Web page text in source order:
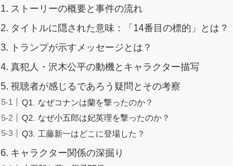
1. ストーリーの概要と事件の流れ
2. タイトルに隠された意味：「14番目の標的」とは？
3. トランプが示すメッセージとは？
4. 真犯人・沢木公平の動機とキャラクター描写
5. 視聴者が感じるであろう疑問とその考察
Q1. なぜコナンは蘭を撃ったのか？
Q2. なぜ小五郎は妃英理を撃ったのか？
Q3. 工藤新一はどこに登場した？
6. キャラクター関係の深掘り